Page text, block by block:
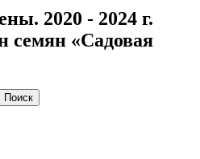
2020 - 2024 г.
семян «Садовая
Поиск